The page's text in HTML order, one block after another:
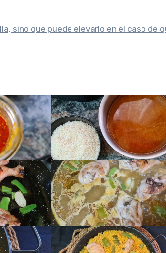
sino que puede elevarlo en el caso de